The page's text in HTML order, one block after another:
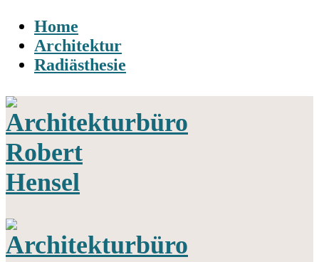
Home
Architektur
Radiästhesie